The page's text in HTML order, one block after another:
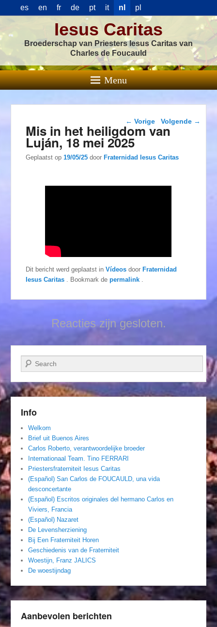
es en fr de pt it nl pl
Iesus Caritas
Broederschap van Priesters Iesus Caritas van
Charles de Foucauld
Menu
Berichtnavigatie
← Vorige Volgende →
Mis in het heiligdom van
Luján, 18 mei 2025
Geplaatst op19/05/25 doorFraternidad Iesus Caritas
Dit bericht werd geplaatst inVídeos door Fraternidad
Iesus Caritas . Bookmark depermalink .
Reacties zijn gesloten.
Zoeken
Info
Welkom
Brief uit Buenos Aires
Carlos Roberto, verantwoordelijke broeder
Internationaal Team. Tino FERRARI
Priestersfraterniteit Iesus Caritas
(Español) San Carlos de FOUCAULD, una vida
desconcertante
(Español) Escritos originales del hermano Carlos en
Viviers, Francia
(Español) Nazaret
De Levensherziening
Bij Een Fraterniteit Horen
Geschiedenis van de Fraterniteit
Woestijn, Franz JALICS
De woestijndag
Aanbevolen berichten